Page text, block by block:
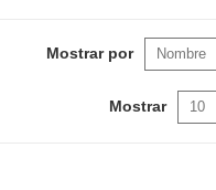
Mostrar por
Mostrar